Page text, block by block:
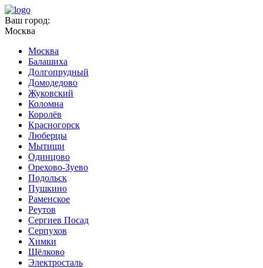
Ваш город:
Москва
Москва
Балашиха
Долгопрудный
Домодедово
Жуковский
Коломна
Королёв
Красногорск
Люберцы
Мытищи
Одинцово
Орехово-Зуево
Подольск
Пушкино
Раменское
Реутов
Сергиев Посад
Серпухов
Химки
Щёлково
Электросталь